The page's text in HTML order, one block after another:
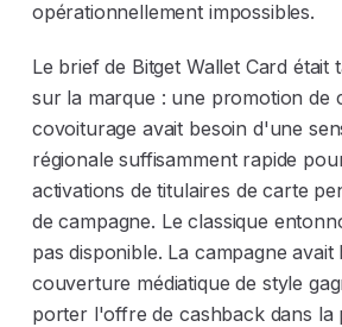
opérationnellement impossibles.
Le brief de Bitget Wallet Card était
sur la marque : une promotion de
covoiturage avait besoin d'une
régionale suffisamment rapide
activations de titulaires de carte
de campagne. Le classique
pas disponible. La campagne
couverture médiatique de style
porter l'offre de cashback dans la